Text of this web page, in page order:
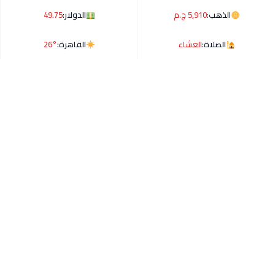
الذهب:5,910 ج.م الدولار:49.75
الصلاة:العشاء القاهرة:26°